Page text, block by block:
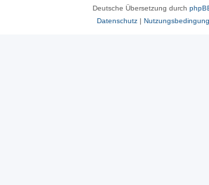
Deutsche Übersetzung durch
Datenschutz|